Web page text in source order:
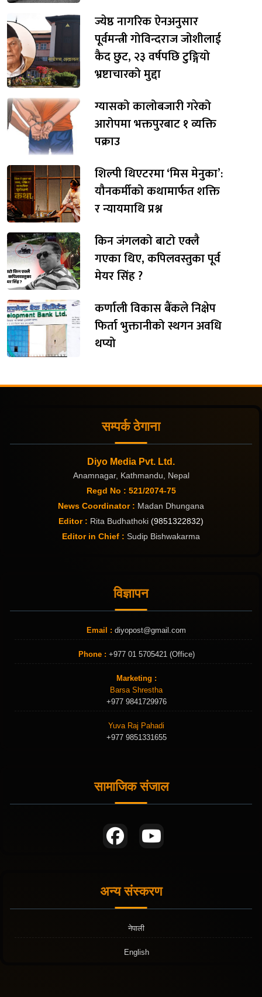
ज्येष्ठ नागरिक ऐनअनुसार
पूर्वमन्त्री गोविन्दराज जोशीलाई
कैद छुट, २३ वर्षपछि टुङ्गियो
भ्रष्टाचारको मुद्दा
ग्यासको कालोबजारी गरेको
आरोपमा भक्तपुरबाट १ व्यक्ति
पक्राउ
शिल्पी थिएटरमा ‘मिस मेनुका’:
यौनकर्मीको कथामार्फत शक्ति
र न्यायमाथि प्रश्न
किन जंगलको बाटो एक्लै
गएका थिए, कपिलवस्तुका पूर्व
मेयर सिंह ?
कर्णाली विकास बैंकले निक्षेप
फिर्ता भुक्तानीको स्थगन अवधि
थप्यो
सम्पर्क ठेगाना
Diyo Media Pvt. Ltd.
Anamnagar, Kathmandu, Nepal
Regd No : 521/2074-75
News Coordinator : Madan Dhungana
Editor : Rita Budhathoki (9851322832)
Editor in Chief : Sudip Bishwakarma
विज्ञापन
Email : diyopost@gmail.com
Phone : +977 01 5705421 (Office)
Marketing :
Barsa Shrestha
+977 9841729976
Yuva Raj Pahadi
+977 9851331655
सामाजिक संजाल
अन्य संस्करण
नेपाली
English